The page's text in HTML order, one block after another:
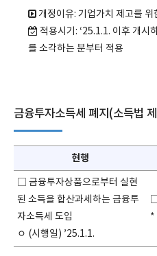
개정이유: 기업가치 제고를 위
적용시기: ‘25.1.1. 이후 개시
를 소각하는 분부터 적용
금융투자소득세 폐지(소득법
현행
□ 금융투자상품으로부터 실현
된 소득을 합산과세하는 금융투
자소득세 도입
ㅇ (시행일) ’25.1.1.
*